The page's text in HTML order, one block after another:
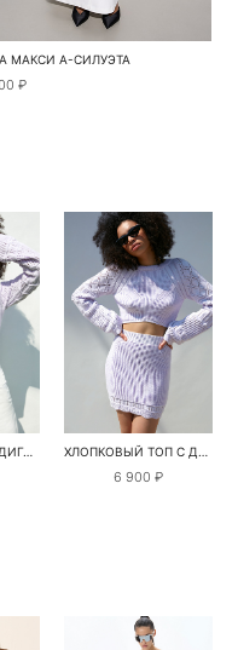
МАКСИ А-СИЛУЭТА
₽
ХЛОПКОВЫЙ КАРДИГАН С ВЫВЯЗАННЫМИ РУКАВАМИ ХЛОПКОВЫЙ ТОП С ДЛИННЫМ РУКАВОМ
6 900 ₽